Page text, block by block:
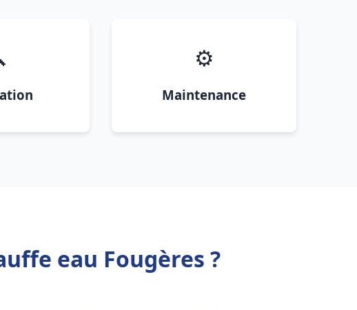
⚙️
Maintenance
eau Fougères ?